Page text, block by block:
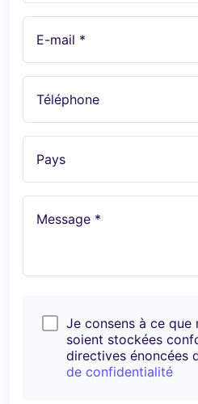
E-mail *
Téléphone
Pays
Message *
Je consens à ce que
soient stockées
directives énoncées
de confidentialité